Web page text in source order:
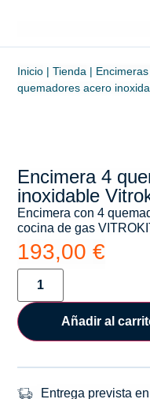
Inicio |Tienda |
quemadores acero
Encimera 4
inoxidable
Encimera con 4
cocina de gas
193,00€
Añadir al
Entrega prevista